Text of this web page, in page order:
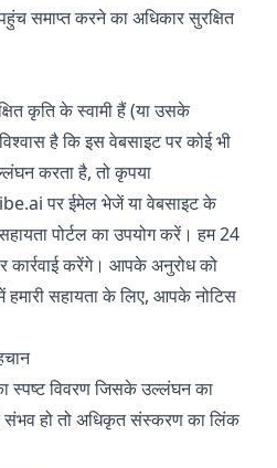
समाप्त करने का अधिकार सुरक्षित
कृति के स्वामी हैं (या उसके
है कि इस वेबसाइट पर कोई भी
करता है, तो कृपया
पर ईमेल भेजें या वेबसाइट के
पोर्टल का उपयोग करें। हम 24
कार्रवाई करेंगे। आपके अनुरोध को
सहायता के लिए, आपके नोटिस
स्पष्ट विवरण जिसके उल्लंघन का
संभव हो तो अधिकृत संस्करण का लिंक